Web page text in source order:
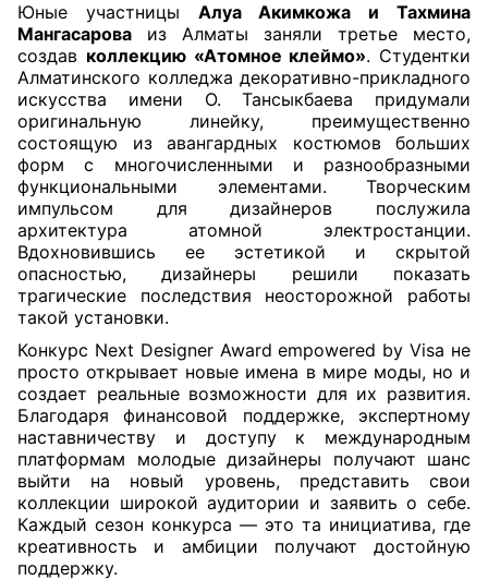
Юные участницы Алуа Акимкожа и Тахмина
Мангасарова из Алматы заняли третье место,
создав коллекцию «Атомное клеймо». Студентки
Алматинского колледжа декоративно-прикладного
искусства имени О. Тансыкбаева придумали
оригинальную линейку, преимущественно
состоящую из авангардных костюмов больших
форм с многочисленными и разнообразными
функциональными элементами. Творческим
импульсом для дизайнеров послужила
архитектура атомной электростанции.
Вдохновившись ее эстетикой и скрытой
опасностью, дизайнеры решили показать
трагические последствия неосторожной работы
такой установки.
Конкурс Next Designer Award empowered by Visa не
просто открывает новые имена в мире моды, но и
создает реальные возможности для их развития.
Благодаря финансовой поддержке, экспертному
наставничеству и доступу к международным
платформам молодые дизайнеры получают шанс
выйти на новый уровень, представить свои
коллекции широкой аудитории и заявить о себе.
Каждый сезон конкурса — это та инициатива, где
креативность и амбиции получают достойную
поддержку.